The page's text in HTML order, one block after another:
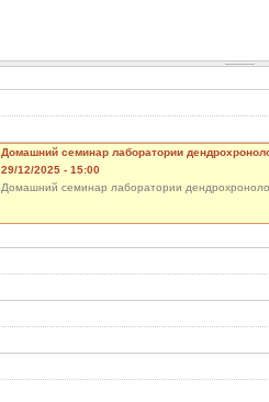
Домашний семинар лаборатории
29/12/2025 - 15:00
Домашний семинар лаборатории